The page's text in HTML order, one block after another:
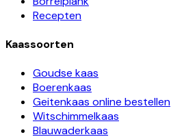
Recepten
Kaassoorten
Goudse kaas
Boerenkaas
Geitenkaas online bestellen
Witschimmelkaas
Blauwaderkaas